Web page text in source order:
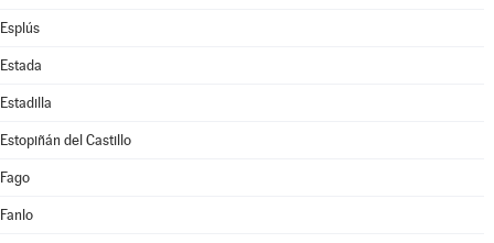
Esplús
Estada
Estadilla
Estopiñán del Castillo
Fago
Fanlo